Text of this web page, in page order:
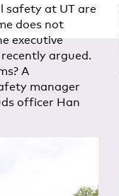
safety at UT are
does not
executive
argued.
A
manager
officer Han